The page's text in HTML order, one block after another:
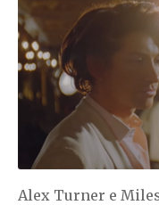
Alex Turner e